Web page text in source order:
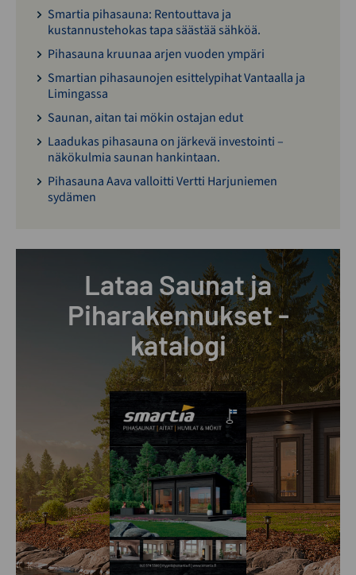
Smartia pihasauna: Rentouttava ja
kustannustehokas tapa säästää sähköä.
Pihasauna kruunaa arjen vuoden ympäri
Smartian pihasaunojen esittelypihat Vantaalla ja
Limingassa
Saunan, aitan tai mökin ostajan edut
Laadukas pihasauna on järkevä investointi –
näkökulmia saunan hankintaan.
Pihasauna Aava valloitti Vertti Harjuniemen
sydämen
Lataa Saunat ja
Piharakennukset -
katalogi